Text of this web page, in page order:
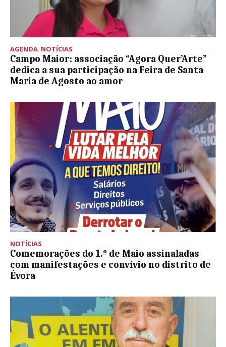
AGENDA, NOTÍCIAS
Campo Maior: associação “Agora Quer’Arte”
dedica a sua participação na Feira de Santa
Maria de Agosto ao amor
NOTÍCIAS
Comemorações do 1.º de Maio assinaladas
com manifestações e convívio no distrito de
Évora